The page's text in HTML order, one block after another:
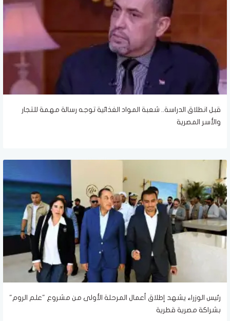
قبل انطلاق الدراسة.. شعبة المواد الغذائية توجه رسالة مهمة للتجار
والأسر المصرية
رئيس الوزراء يشهد إطلاق أعمال المرحلة الأولى من مشروع "علم الروم"
بشراكة مصرية قطرية